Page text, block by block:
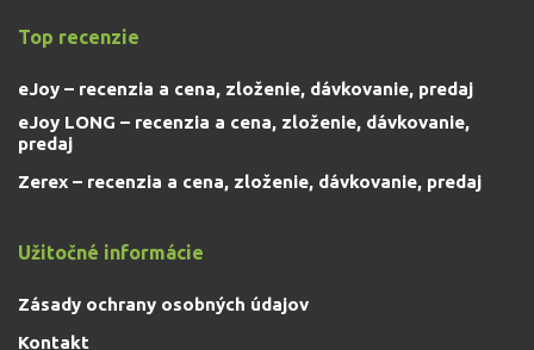
Top recenzie
eJoy – recenzia a cena, zloženie, dávkovanie, predaj
eJoy LONG – recenzia a cena, zloženie, dávkovanie,
predaj
Zerex – recenzia a cena, zloženie, dávkovanie, predaj
Užitočné informácie
Zásady ochrany osobných údajov
Kontakt